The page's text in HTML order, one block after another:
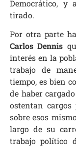
Democrático, y
tirado.
Por otra parte
Carlos Dennis
interés en la
trabajo de
tiempo, es bien
de haber
ostentan cargos
sobre esos
largo de su
trabajo político